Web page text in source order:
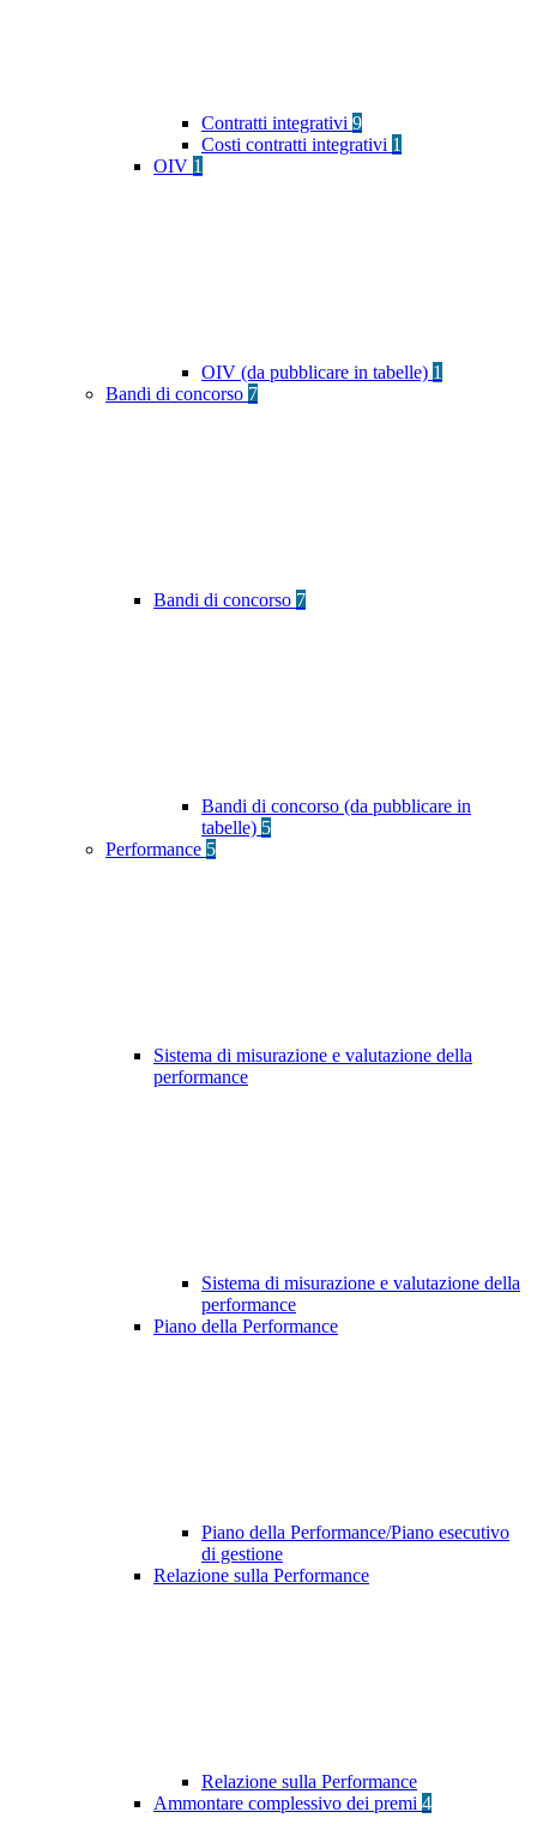
Contratti integrativi 9
Costi contratti integrativi 1
OIV 1
OIV (da pubblicare in tabelle) 1
Bandi di concorso 7
Bandi di concorso 7
Bandi di concorso (da pubblicare in
tabelle) 5
Performance 5
Sistema di misurazione e valutazione della
performance
Sistema di misurazione e valutazione della
performance
Piano della Performance
Piano della Performance/Piano esecutivo
di gestione
Relazione sulla Performance
Relazione sulla Performance
Ammontare complessivo dei premi 4